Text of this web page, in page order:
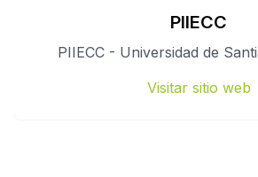
PIIECC
PIIECC - Universidad de
Visitar sitio web